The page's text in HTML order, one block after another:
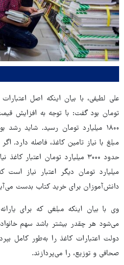
تومان بود گفت: با توجه به افزایش
۱۸۰۰ میلیارد تومان رسید. شاید
میلیارد تومان دیگر اعتبار نیاز است
دانش‌آموزان برای خرید کتاب بدست
وی با بیان اینکه مبلغی که برای
می‌شود هر چقدر بیشتر باشد سهم
دولت اعتبارات کاغذ را به‌طور کامل
صحافی و توزیع، را می‌پردازند.